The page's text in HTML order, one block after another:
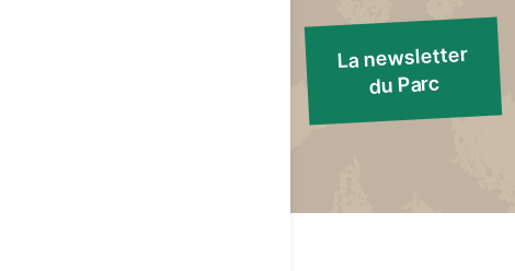
La newsletter
du Parc